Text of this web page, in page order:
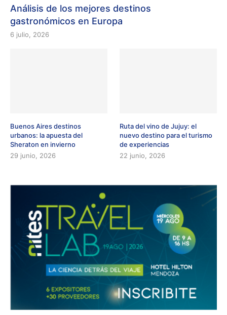
Análisis de los mejores destinos
gastronómicos en Europa
6 julio, 2026
Buenos Aires destinos
urbanos: la apuesta del
Sheraton en invierno
29 junio, 2026
Ruta del vino de Jujuy: el
nuevo destino para el turismo
de experiencias
22 junio, 2026